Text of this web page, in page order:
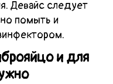
Девайс следует
помыть и
и для